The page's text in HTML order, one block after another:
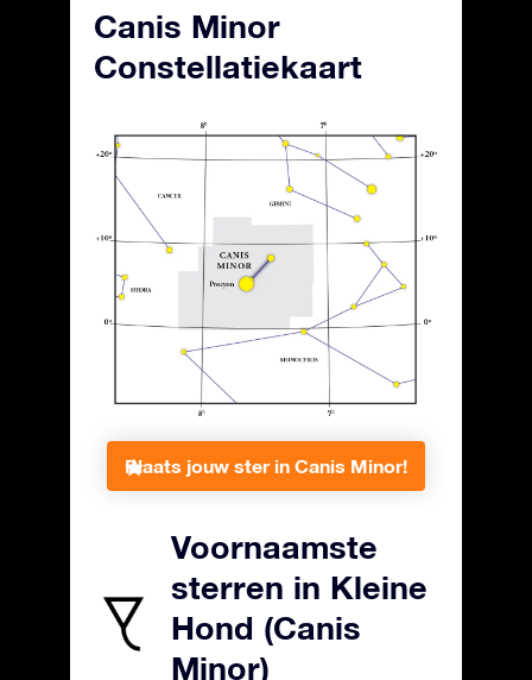
Canis Minor
Constellatiekaart
Plaats jouw ster in Canis Minor!
Voornaamste
sterren in Kleine
Hond (Canis
Minor)